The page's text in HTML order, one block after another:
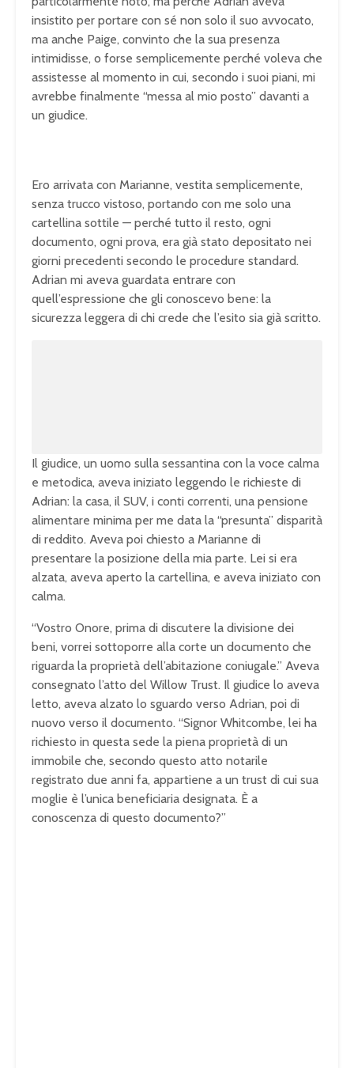
insistito per portare con sé non solo il suo avvocato,
ma anche Paige, convinto che la sua presenza
intimidisse, o forse semplicemente perché voleva che
assistesse al momento in cui, secondo i suoi piani, mi
avrebbe finalmente “messa al mio posto” davanti a
un giudice.
Ero arrivata con Marianne, vestita semplicemente,
senza trucco vistoso, portando con me solo una
cartellina sottile — perché tutto il resto, ogni
documento, ogni prova, era già stato depositato nei
giorni precedenti secondo le procedure standard.
Adrian mi aveva guardata entrare con
quell’espressione che gli conoscevo bene: la
sicurezza leggera di chi crede che l’esito sia già scritto.
Il giudice, un uomo sulla sessantina con la voce calma
e metodica, aveva iniziato leggendo le richieste di
Adrian: la casa, il SUV, i conti correnti, una pensione
alimentare minima per me data la “presunta” disparità
di reddito. Aveva poi chiesto a Marianne di
presentare la posizione della mia parte. Lei si era
alzata, aveva aperto la cartellina, e aveva iniziato con
calma.
“Vostro Onore, prima di discutere la divisione dei
beni, vorrei sottoporre alla corte un documento che
riguarda la proprietà dell’abitazione coniugale.” Aveva
consegnato l’atto del Willow Trust. Il giudice lo aveva
letto, aveva alzato lo sguardo verso Adrian, poi di
nuovo verso il documento. “Signor Whitcombe, lei ha
richiesto in questa sede la piena proprietà di un
immobile che, secondo questo atto notarile
registrato due anni fa, appartiene a un trust di cui sua
moglie è l’unica beneficiaria designata. È a
conoscenza di questo documento?”